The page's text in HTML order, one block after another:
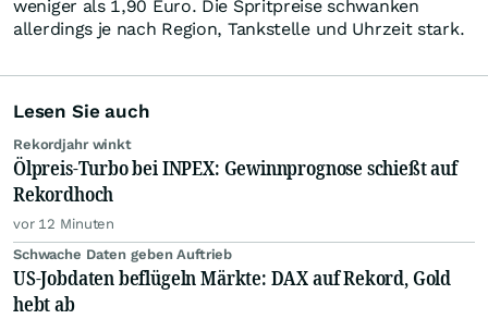
weniger als 1,90 Euro. Die Spritpreise schwanken
allerdings je nach Region, Tankstelle und Uhrzeit stark.
Lesen Sie auch
Rekordjahr winkt
Ölpreis-Turbo bei INPEX: Gewinnprognose schießt auf
Rekordhoch
vor 12 Minuten
Schwache Daten geben Auftrieb
US-Jobdaten beflügeln Märkte: DAX auf Rekord, Gold
hebt ab